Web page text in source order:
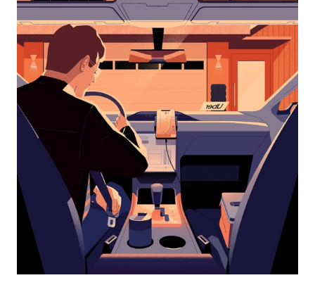
لاستخدام
التقويم
التاريخ.
اضغط
على
زر
الخروج
لإغلاق
التقويم.